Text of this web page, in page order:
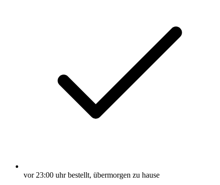
vor 23:00 uhr bestellt, übermorgen zu hause